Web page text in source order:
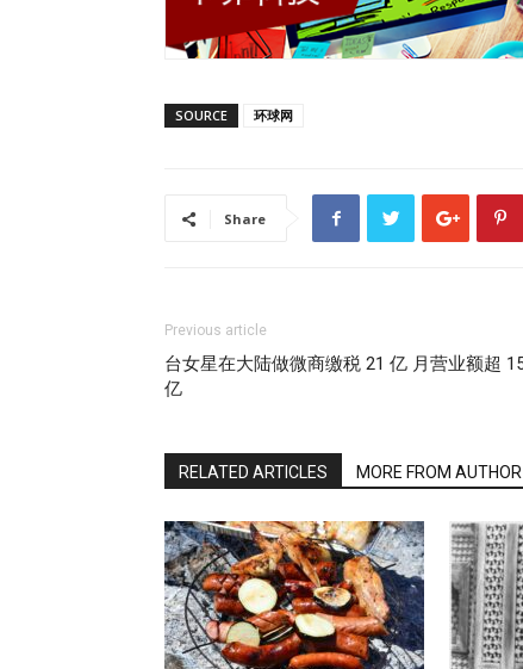
SOURCE 环球网
Share
Previous article
台女星在大陆做微商缴税 21 亿 月营业额超
亿
RELATED ARTICLES MORE FROM AUTHOR